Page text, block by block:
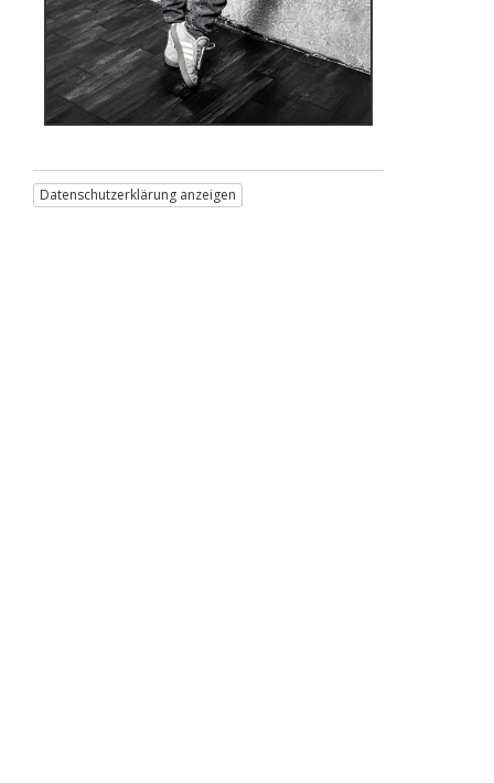
Datenschutzerklärung anzeigen